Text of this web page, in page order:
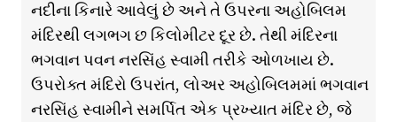
નદીના કિનારે આવેલું છે અને તે ઉપરના અહોબિલમ
મંદિરથી લગભગ છ કિલોમીટર દૂર છે. તેથી મંદિરના
ભગવાન પવન નરસિંહ સ્વામી તરીકે ઓળખાય છે.
ઉપરોક્ત મંદિરો ઉપરાંત, લોઅર અહોબિલમમાં ભગવાન
નરસિંહ સ્વામીને સમર્પિત એક પ્રખ્યાત મંદિર છે, જે